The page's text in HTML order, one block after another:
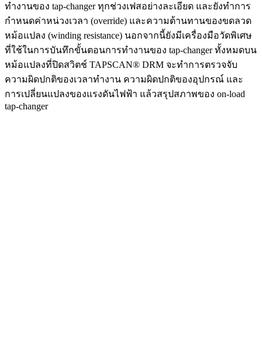
ทำงานของ tap-changer ทุกช่วงเฟสอย่างละเอียด และยังทำการ
กำหนดค่าหน่วงเวลา (override) และความต้านทานของขดลวด
หม้อแปลง (winding resistance) นอกจากนี้ยังมีเครื่องมือวัดพิเศษ
ที่ใช้ในการบันทึกขั้นตอนการทำงานของ tap-changer ทั้งหมดบน
หม้อแปลงที่ปิดสวิตช์ TAPSCAN® DRM จะทำการตรวจจับ
ความผิดปกติของเวลาทำงาน ความผิดปกติของอุปกรณ์ และ
การเปลี่ยนแปลงของแรงดันไฟฟ้า แล้วสรุปสภาพของ on-load
tap-changer